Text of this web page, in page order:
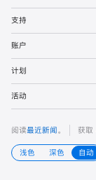
支持
账户
计划
活动
阅读最近新闻。 获取
浅色 深色 自动